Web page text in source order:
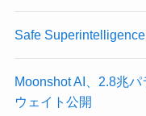
Safe
Moonshot AI、2.8兆
ウェイト公開